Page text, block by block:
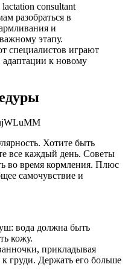
consultant
разобраться в
и
этапу.
специалистов играют
к новому
Хотите быть
все каждый день. Советы
во время кормления. Плюс
самочувствие и
вода должна быть
кожу.
прикладывая
груди. Держать его больше